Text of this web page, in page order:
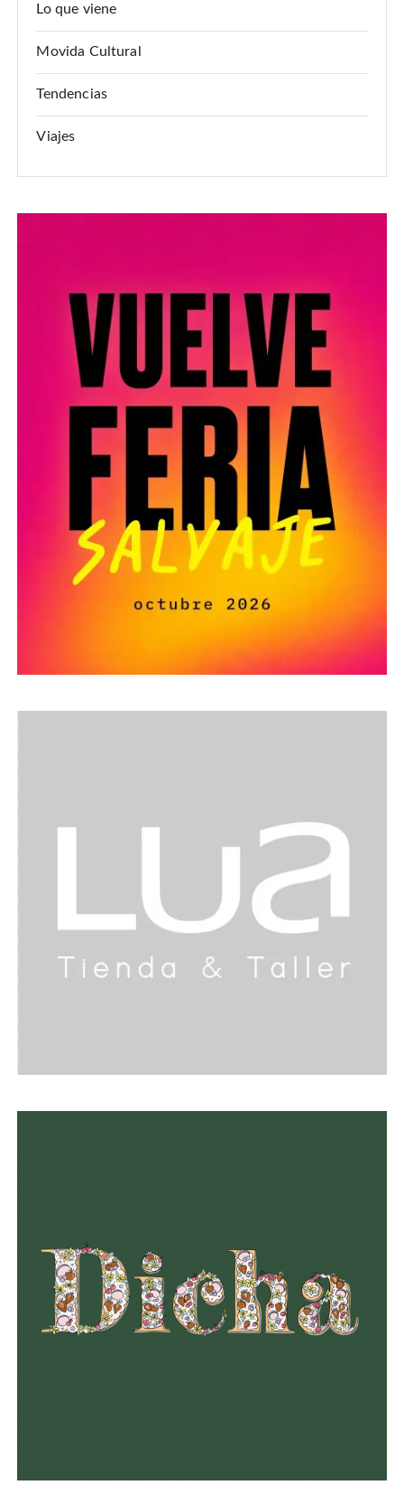
Lo que viene
Movida Cultural
Tendencias
Viajes